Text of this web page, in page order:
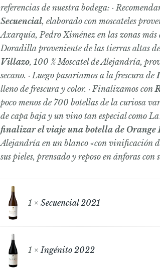
referencias de nuestra bodega: ·
Secuencial, elaborado con moscateles
Axarquía, Pedro Ximénez en las zonas
Doradilla proveniente de las tierras altas
Villazo, 100 % Moscatel de Alejandría,
secano. · Luego pasaríamos a la frescura de
lleno de frescura y color. · Finalizamos con
poco menos de 700 botellas de la curiosa
de capa baja y un vino tan especial como
finalizar el viaje una botella de Orange
Alejandría en un blanco «con vinificación
sus pieles, prensado y reposo en ánforas
1 × Secuencial 2021
1 ×Ingénito 2022